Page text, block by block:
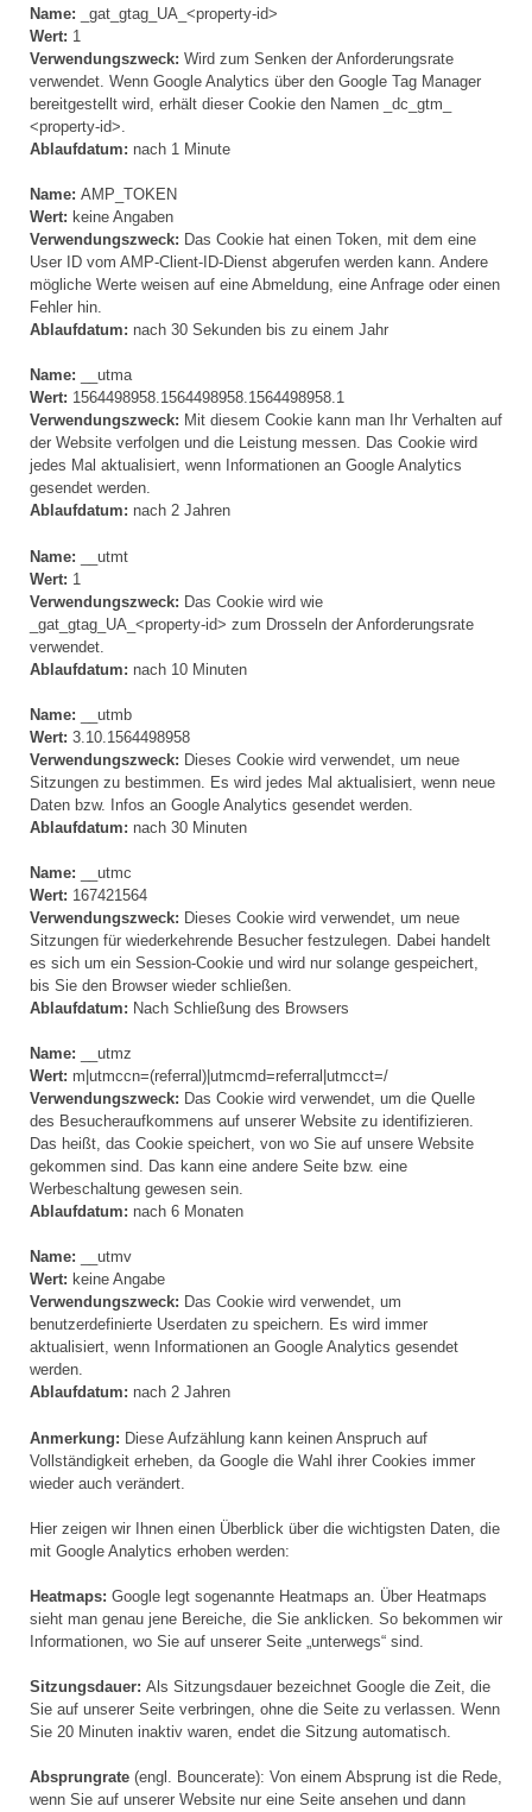
Name: _gat_gtag_UA_<property-id>
Wert: 1
Verwendungszweck: Wird zum Senken der Anforderungsrate
verwendet. Wenn Google Analytics über den Google Tag Manager
bereitgestellt wird, erhält dieser Cookie den Namen _dc_gtm_
<property-id>.
Ablaufdatum: nach 1 Minute
Name: AMP_TOKEN
Wert: keine Angaben
Verwendungszweck: Das Cookie hat einen Token, mit dem eine
User ID vom AMP-Client-ID-Dienst abgerufen werden kann. Andere
mögliche Werte weisen auf eine Abmeldung, eine Anfrage oder einen
Fehler hin.
Ablaufdatum: nach 30 Sekunden bis zu einem Jahr
Name: __utma
Wert: 1564498958.1564498958.1564498958.1
Verwendungszweck: Mit diesem Cookie kann man Ihr Verhalten auf
der Website verfolgen und die Leistung messen. Das Cookie wird
jedes Mal aktualisiert, wenn Informationen an Google Analytics
gesendet werden.
Ablaufdatum: nach 2 Jahren
Name: __utmt
Wert: 1
Verwendungszweck: Das Cookie wird wie
_gat_gtag_UA_<property-id> zum Drosseln der Anforderungsrate
verwendet.
Ablaufdatum: nach 10 Minuten
Name: __utmb
Wert: 3.10.1564498958
Verwendungszweck: Dieses Cookie wird verwendet, um neue
Sitzungen zu bestimmen. Es wird jedes Mal aktualisiert, wenn neue
Daten bzw. Infos an Google Analytics gesendet werden.
Ablaufdatum: nach 30 Minuten
Name: __utmc
Wert: 167421564
Verwendungszweck: Dieses Cookie wird verwendet, um neue
Sitzungen für wiederkehrende Besucher festzulegen. Dabei handelt
es sich um ein Session-Cookie und wird nur solange gespeichert,
bis Sie den Browser wieder schließen.
Ablaufdatum: Nach Schließung des Browsers
Name: __utmz
Wert: m|utmccn=(referral)|utmcmd=referral|utmcct=/
Verwendungszweck: Das Cookie wird verwendet, um die Quelle
des Besucheraufkommens auf unserer Website zu identifizieren.
Das heißt, das Cookie speichert, von wo Sie auf unsere Website
gekommen sind. Das kann eine andere Seite bzw. eine
Werbeschaltung gewesen sein.
Ablaufdatum: nach 6 Monaten
Name: __utmv
Wert: keine Angabe
Verwendungszweck: Das Cookie wird verwendet, um
benutzerdefinierte Userdaten zu speichern. Es wird immer
aktualisiert, wenn Informationen an Google Analytics gesendet
werden.
Ablaufdatum: nach 2 Jahren
Anmerkung: Diese Aufzählung kann keinen Anspruch auf
Vollständigkeit erheben, da Google die Wahl ihrer Cookies immer
wieder auch verändert.
Hier zeigen wir Ihnen einen Überblick über die wichtigsten Daten, die
mit Google Analytics erhoben werden:
Heatmaps: Google legt sogenannte Heatmaps an. Über Heatmaps
sieht man genau jene Bereiche, die Sie anklicken. So bekommen wir
Informationen, wo Sie auf unserer Seite „unterwegs“ sind.
Sitzungsdauer: Als Sitzungsdauer bezeichnet Google die Zeit, die
Sie auf unserer Seite verbringen, ohne die Seite zu verlassen. Wenn
Sie 20 Minuten inaktiv waren, endet die Sitzung automatisch.
Absprungrate (engl. Bouncerate): Von einem Absprung ist die Rede,
wenn Sie auf unserer Website nur eine Seite ansehen und dann